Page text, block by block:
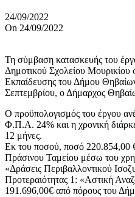
24/09/2022
On 24/09/2022
Τη σύμβαση κατασκευής του
Δημοτικού Σχολείου Μουρικίου
Εκπαίδευσης του Δήμου
Σεπτεμβρίου, ο Δήμαρχος
Ο προϋπολογισμός του έργου
Φ.Π.Α. 24% και η χρονική
12 μήνες.
Εκ του ποσού, ποσό 220.854,00
Πράσινου Ταμείου μέσω του
«Δράσεις Περιβαλλοντικού
Προτεραιότητας 1: «Αστική
191.696,00€ από πόρους του